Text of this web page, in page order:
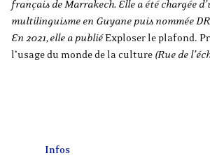
français de Marrakech. Elle a été chargée
multilinguisme en Guyane puis nommée
En 2021, elle a publiéExploser le plafond.
l’usage du monde de la culture (Rue de
Infos